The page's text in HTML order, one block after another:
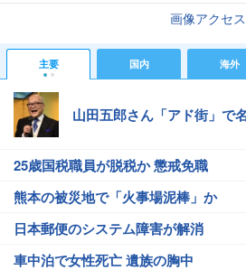
画像アクセ
主要 国内 海外
山田五郎さん「アド街」で
25歳国税職員が脱税か 懲戒免職
熊本の被災地で「火事場泥棒」か
日本郵便のシステム障害が解消
車中泊で女性死亡 遺族の胸中